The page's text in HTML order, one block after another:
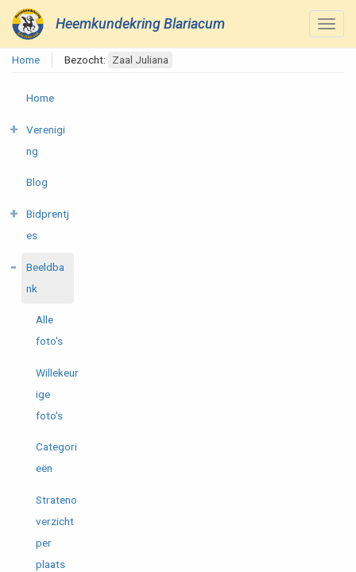
Heemkundekring Blariacum
Home Bezocht: Zaal Juliana
Home
Verenigi
ng
Blog
Bidprentj
es
Beeldba
nk
Alle
foto's
Willekeur
ige
foto's
Categori
eën
Strateno
verzicht
per
plaats